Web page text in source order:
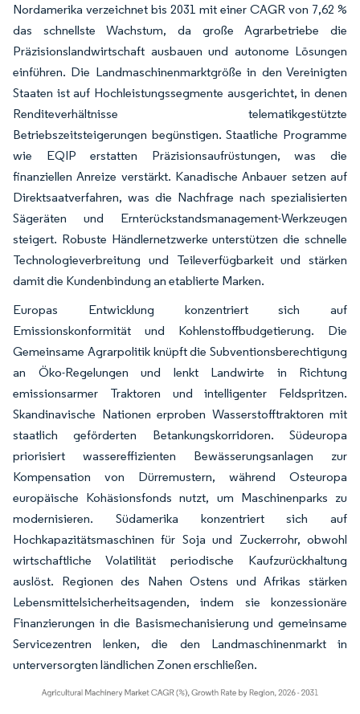
Nordamerika verzeichnet bis 2031 mit einer CAGR von 7,62 %
das schnellste Wachstum, da große Agrarbetriebe die
Präzisionslandwirtschaft ausbauen und autonome Lösungen
einführen. Die Landmaschinenmarktgröße in den Vereinigten
Staaten ist auf Hochleistungssegmente ausgerichtet, in denen
Renditeverhältnisse telematikgestützte
Betriebszeitsteigerungen begünstigen. Staatliche Programme
wie EQIP erstatten Präzisionsaufrüstungen, was die
finanziellen Anreize verstärkt. Kanadische Anbauer setzen auf
Direktsaatverfahren, was die Nachfrage nach spezialisierten
Sägeräten und Ernterückstandsmanagement-Werkzeugen
steigert. Robuste Händlernetzwerke unterstützen die schnelle
Technologieverbreitung und Teileverfügbarkeit und stärken
damit die Kundenbindung an etablierte Marken.
Europas Entwicklung konzentriert sich auf
Emissionskonformität und Kohlenstoffbudgetierung. Die
Gemeinsame Agrarpolitik knüpft die Subventionsberechtigung
an Öko-Regelungen und lenkt Landwirte in Richtung
emissionsarmer Traktoren und intelligenter Feldspritzen.
Skandinavische Nationen erproben Wasserstofftraktoren mit
staatlich geförderten Betankungskorridoren. Südeuropa
priorisiert wassereffizienten Bewässerungsanlagen zur
Kompensation von Dürremustern, während Osteuropa
europäische Kohäsionsfonds nutzt, um Maschinenparks zu
modernisieren. Südamerika konzentriert sich auf
Hochkapazitätsmaschinen für Soja und Zuckerrohr, obwohl
wirtschaftliche Volatilität periodische Kaufzurückhaltung
auslöst. Regionen des Nahen Ostens und Afrikas stärken
Lebensmittelsicherheitsagenden, indem sie konzessionäre
Finanzierungen in die Basismechanisierung und gemeinsame
Servicezentren lenken, die den Landmaschinenmarkt in
unterversorgten ländlichen Zonen erschließen.